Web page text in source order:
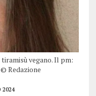
vegano. Il pm:
Redazione
2024